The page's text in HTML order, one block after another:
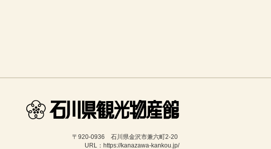
〒920-0936　石川県金沢市兼六町2-20
URL：https://kanazawa-kankou.jp/